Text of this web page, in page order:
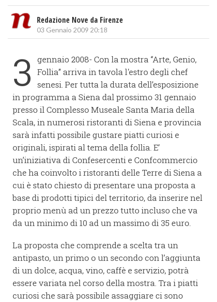
Redazione Nove da Firenze
03 Gennaio 2009 20:18
3
gennaio 2008- Con la mostra “Arte, Genio,
Follia” arriva in tavola l'estro degli chef
senesi. Per tutta la durata dell’esposizione
in programma a Siena dal prossimo 31 gennaio
presso il Complesso Museale Santa Maria della
Scala, in numerosi ristoranti di Siena e provincia
sarà infatti possibile gustare piatti curiosi e
originali, ispirati al tema della follia. E’
un’iniziativa di Confesercenti e Confcommercio
che ha coinvolto i ristoranti delle Terre di Siena a
cui è stato chiesto di presentare una proposta a
base di prodotti tipici del territorio, da inserire nel
proprio menù ad un prezzo tutto incluso che va
da un minimo di 10 ad un massimo di 35 euro.
La proposta che comprende a scelta tra un
antipasto, un primo o un secondo con l’aggiunta
di un dolce, acqua, vino, caffè e servizio, potrà
essere variata nel corso della mostra. Tra i piatti
curiosi che sarà possibile assaggiare ci sono